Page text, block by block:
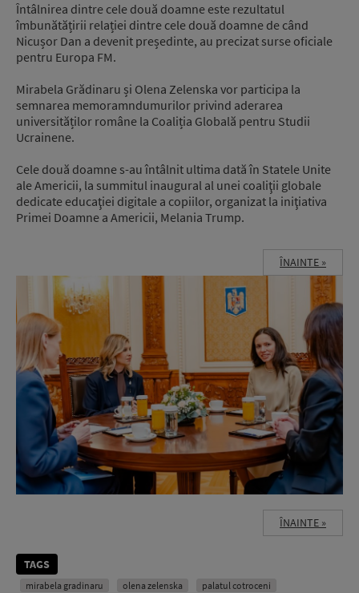
Întâlnirea dintre cele două doamne este rezultatul
îmbunătățirii relației dintre cele două doamne de când
Nicușor Dan a devenit președinte, au precizat surse oficiale
pentru Europa FM.
Mirabela Grădinaru și Olena Zelenska vor participa la
semnarea memoramndumurilor privind aderarea
universităților române la Coaliția Globală pentru Studii
Ucrainene.
Cele două doamne s-au întâlnit ultima dată în Statele Unite
ale Americii, la summitul inaugural al unei coaliţii globale
dedicate educaţiei digitale a copiilor, organizat la iniţiativa
Primei Doamne a Americii, Melania Trump.
ÎNAINTE »
ÎNAINTE »
TAGS
mirabela gradinaru olena zelenska palatul cotroceni